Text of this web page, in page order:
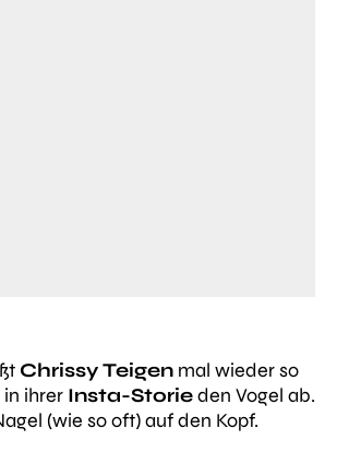
Chrissy Teigen mal wieder so
ihrer Insta-Storieden Vogel ab.
(wie so oft) auf den Kopf.